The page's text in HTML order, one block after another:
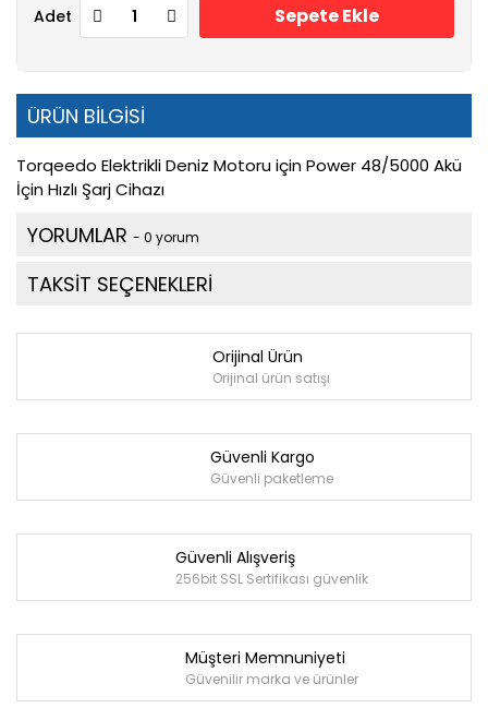
Adet Sepete Ekle
ÜRÜN BİLGİSİ
Torqeedo Elektrikli Deniz Motoru için Power 48/5000 Akü
İçin Hızlı Şarj Cihazı
YORUMLAR - 0 yorum
TAKSİT SEÇENEKLERİ
Orijinal Ürün
Orijinal ürün satışı
Güvenli Kargo
Güvenli paketleme
Güvenli Alışveriş
256bit SSL Sertifikası güvenlik
Müşteri Memnuniyeti
Güvenilir marka ve ürünler